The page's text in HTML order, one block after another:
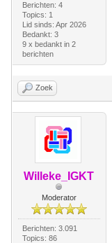
Berichten: 4
Topics: 1
Lid sinds: Apr 2026
Bedankt: 3
9 x bedankt in 2
berichten
Zoek
Willeke_IGKT
Moderator
Berichten: 3.091
Topics: 86